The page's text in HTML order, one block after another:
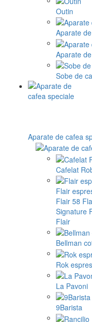
Outin
Aparate
Aparate
Sobe de
Aparate de cafea
Cafelat
Flair
Flair 58
Signature
Flair
Bellman
Rok
La Pavoni
9Barista